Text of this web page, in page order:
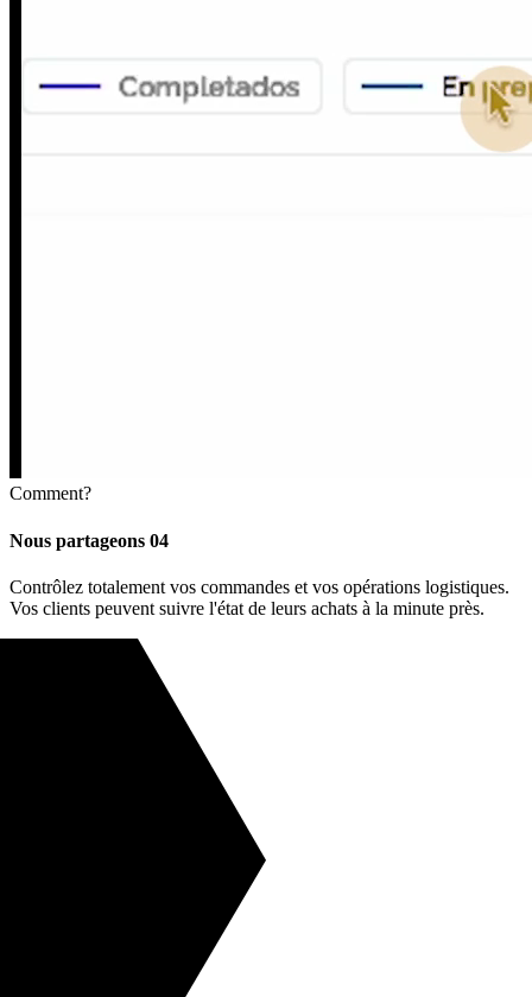
Comment?
Nous partageons 04
Contrôlez totalement vos commandes et vos opérations logistiques.
Vos clients peuvent suivre l'état de leurs achats à la minute près.